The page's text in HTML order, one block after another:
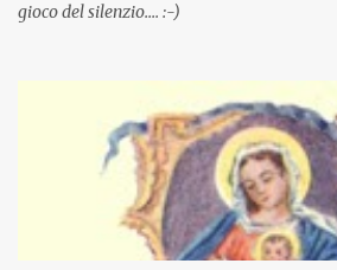
gioco del silenzio.... :-)